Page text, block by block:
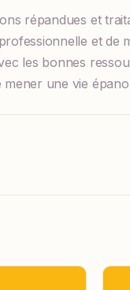
répandues et
et
les bonnes
une vie